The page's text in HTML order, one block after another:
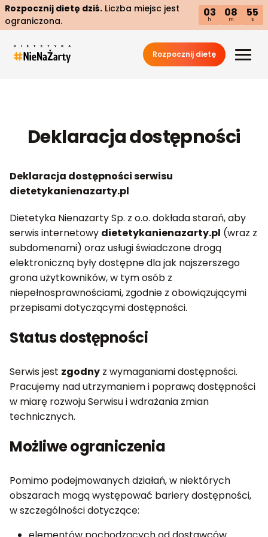
Rozpocznij dietę dziś. Liczba miejsc jest
ograniczona.
03
h
08
m
54
s
Rozpocznij dietę
Deklaracja dostępności
Deklaracja dostępności serwisu
dietetykanienazarty.pl
Dietetyka Nienażarty Sp. z o.o. dokłada starań, aby
serwis internetowy dietetykanienazarty.pl (wraz z
subdomenami) oraz usługi świadczone drogą
elektroniczną były dostępne dla jak najszerszego
grona użytkowników, w tym osób z
niepełnosprawnościami, zgodnie z obowiązującymi
przepisami dotyczącymi dostępności.
Status dostępności
Serwis jest zgodny z wymaganiami dostępności.
Pracujemy nad utrzymaniem i poprawą dostępności
w miarę rozwoju Serwisu i wdrażania zmian
technicznych.
Możliwe ograniczenia
Pomimo podejmowanych działań, w niektórych
obszarach mogą występować bariery dostępności,
w szczególności dotyczące: